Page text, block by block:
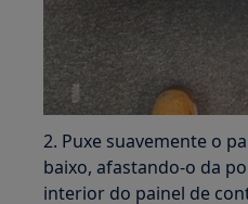
2. Puxe suavemente o
baixo, afastando-o da
interior do painel de